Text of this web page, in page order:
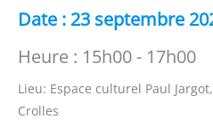
Date : 23 septembre
Heure : 15h00 - 17h00
Lieu: Espace culturel Paul
Crolles